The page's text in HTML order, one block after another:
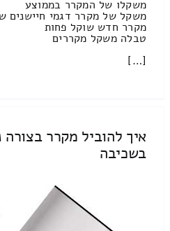
משקלו של המקרר בממוצע
משקל של מקרר דגמי חיישנים
מקרר חדש שוקל פחות
טבלה משקל מקררים
[…]
איך להוביל מקרר בצורה
בשכיבה